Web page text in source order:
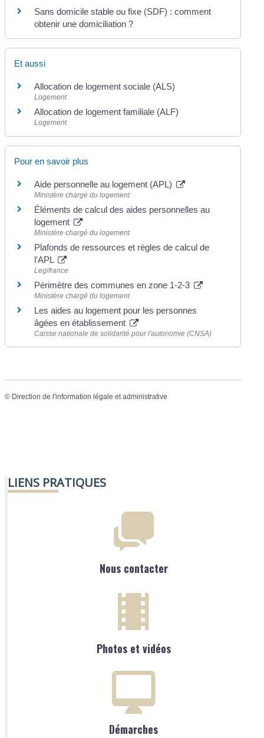
Sans domicile stable ou fixe (SDF) : comment
obtenir une domiciliation ?
Et aussi
Allocation de logement sociale (ALS)
Logement
Allocation de logement familiale (ALF)
Logement
Pour en savoir plus
Aide personnelle au logement (APL)
Ministère chargé du logement
Éléments de calcul des aides personnelles au
logement
Ministère chargé du logement
Plafonds de ressources et règles de calcul de
l'APL
Legifrance
Périmètre des communes en zone 1-2-3
Ministère chargé du logement
Les aides au logement pour les personnes
âgées en établissement
Caisse nationale de solidarité pour l'autonomie (CNSA)
© Direction de l'information légale et administrative
LIENS PRATIQUES
Nous contacter
Photos et vidéos
Démarches